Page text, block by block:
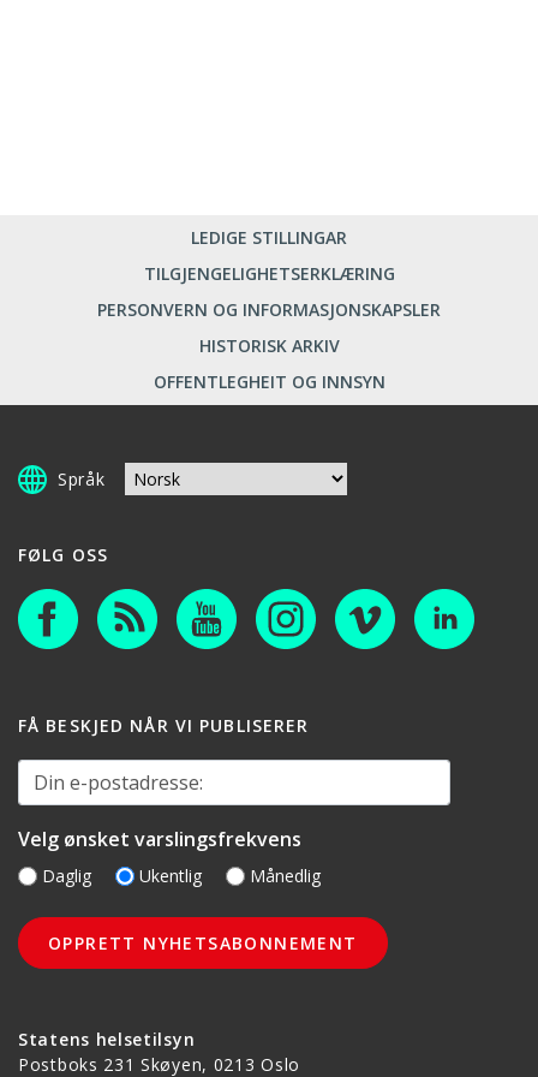
LEDIGE STILLINGAR
TILGJENGELIGHETSERKLÆRING
PERSONVERN OG INFORMASJONSKAPSLER
HISTORISK ARKIV
OFFENTLEGHEIT OG INNSYN
Språk
Statens helsetilsyn
Postboks 231 Skøyen, 0213 Oslo
FØLG OSS
FÅ BESKJED NÅR VI PUBLISERER
Din e-postadresse:
Velg ønsket varslingsfrekvens
Daglig Ukentlig Månedlig